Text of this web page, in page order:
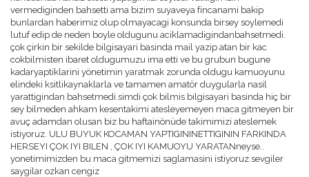
vermediginden bahsetti ama bizim suyaveya fincanami bakip
bunlardan haberimiz olup olmayacagi konsunda birsey soylemedi
lutuf edip de neden boyle oldugunu aciklamadigindanbahsetmedi.
çok çirkin bir sekilde bilgisayari basinda mail yazip atan bir kac
cokbilmisten ibaret oldugumuzu ima etti ve bu grubun bugune
kadaryaptiklarini yönetimin yaratmak zorunda oldugu kamuoyunu
elindeki ksitlikaynaklarla ve tamamen amatör duygularla nasil
yarattigindan bahsetmedi.simdi çok bilmis bilgisayari basinda hiç bir
sey bilmeden ahkam kesentakimi atesleyemeyen maca gitmeyen bir
avuç adamdan olusan biz bu haftainönüde takimimizi ateslemek
istiyoruz. ULU BUYUK KOCAMAN YAPTIGININETTIGININ FARKINDA
HERSEYI ÇOK IYI BILEN , ÇOK IYI KAMUOYU YARATANneyse..
yonetimimizden bu maca gitmemizi saglamasini istiyoruz.sevgiler
saygilar ozkan cengiz